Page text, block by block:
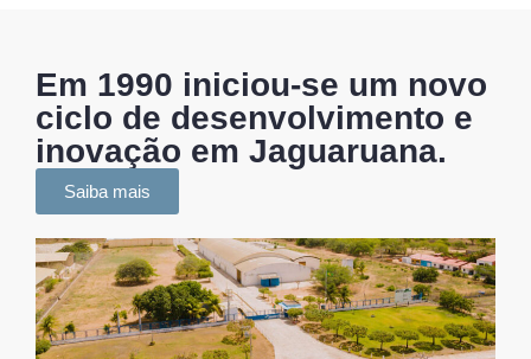
Em 1990 iniciou-se um novo
ciclo de desenvolvimento e
inovação em Jaguaruana.
Saiba mais